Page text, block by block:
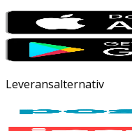
Leveransalternativ